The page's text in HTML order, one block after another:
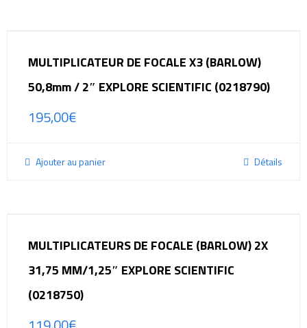
MULTIPLICATEUR DE FOCALE X3 (BARLOW)
50,8mm / 2″ EXPLORE SCIENTIFIC (0218790)
195,00€
Ajouter au panier Détails
MULTIPLICATEURS DE FOCALE (BARLOW) 2X
31,75 MM/1,25″ EXPLORE SCIENTIFIC
(0218750)